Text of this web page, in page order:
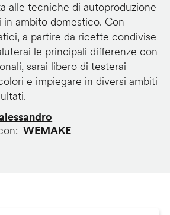
alle tecniche di autoproduzione
in ambito domestico. Con
a partire da ricette condivise
le principali differenze con
sarai libero di testerai
e impiegare in diversi ambiti
WEMAKE